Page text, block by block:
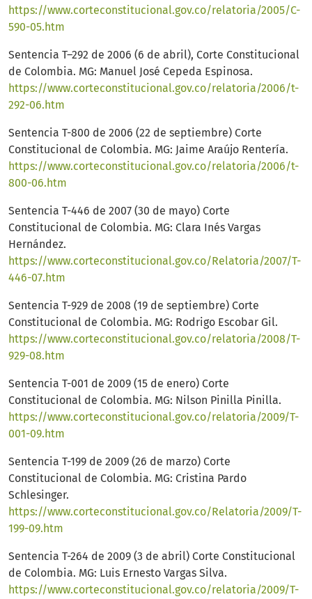
https://www.corteconstitucional.gov.co/relatoria/2005/C-
590-05.htm
Sentencia T–292 de 2006 (6 de abril), Corte Constitucional
de Colombia. MG: Manuel José Cepeda Espinosa.
https://www.corteconstitucional.gov.co/relatoria/2006/t-
292-06.htm
Sentencia T-800 de 2006 (22 de septiembre) Corte
Constitucional de Colombia. MG: Jaime Araújo Rentería.
https://www.corteconstitucional.gov.co/relatoria/2006/t-
800-06.htm
Sentencia T-446 de 2007 (30 de mayo) Corte
Constitucional de Colombia. MG: Clara Inés Vargas
Hernández.
https://www.corteconstitucional.gov.co/Relatoria/2007/T-
446-07.htm
Sentencia T-929 de 2008 (19 de septiembre) Corte
Constitucional de Colombia. MG: Rodrigo Escobar Gil.
https://www.corteconstitucional.gov.co/relatoria/2008/T-
929-08.htm
Sentencia T-001 de 2009 (15 de enero) Corte
Constitucional de Colombia. MG: Nilson Pinilla Pinilla.
https://www.corteconstitucional.gov.co/relatoria/2009/T-
001-09.htm
Sentencia T-199 de 2009 (26 de marzo) Corte
Constitucional de Colombia. MG: Cristina Pardo
Schlesinger.
https://www.corteconstitucional.gov.co/Relatoria/2009/T-
199-09.htm
Sentencia T-264 de 2009 (3 de abril) Corte Constitucional
de Colombia. MG: Luis Ernesto Vargas Silva.
https://www.corteconstitucional.gov.co/relatoria/2009/T-